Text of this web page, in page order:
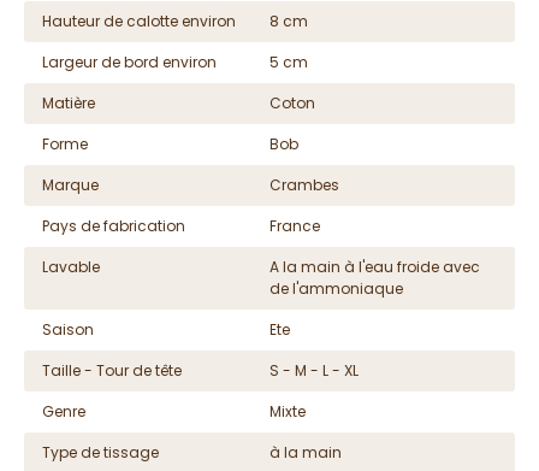
Hauteur de calotte environ
8 cm
Largeur de bord environ
5 cm
Matière
Coton
Forme
Bob
Marque
Crambes
Pays de fabrication
France
Lavable
A la main à l'eau froide avec
de l'ammoniaque
Saison
Ete
Taille - Tour de tête
S - M - L - XL
Genre
Mixte
Type de tissage
à la main